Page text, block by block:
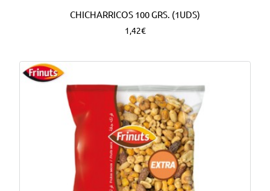
CHICHARRICOS 100 GRS. (1UDS)
1,42€